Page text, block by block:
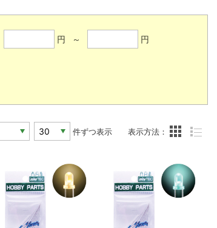
円 ～ 円
件ずつ表示 表示方法：